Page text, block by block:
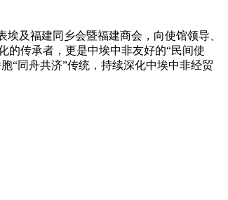
埃及福建同乡会暨福建商会，向使馆领导、
的传承者，更是中埃中非友好的“民间使
“同舟共济”传统，持续深化中埃中非经贸